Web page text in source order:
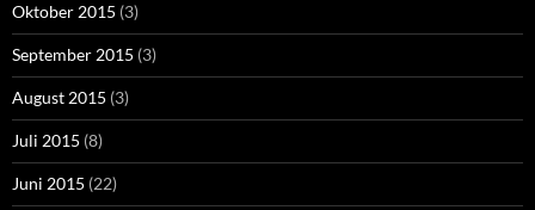
Oktober 2015 (3)
September 2015 (3)
August 2015 (3)
Juli 2015 (8)
Juni 2015 (22)